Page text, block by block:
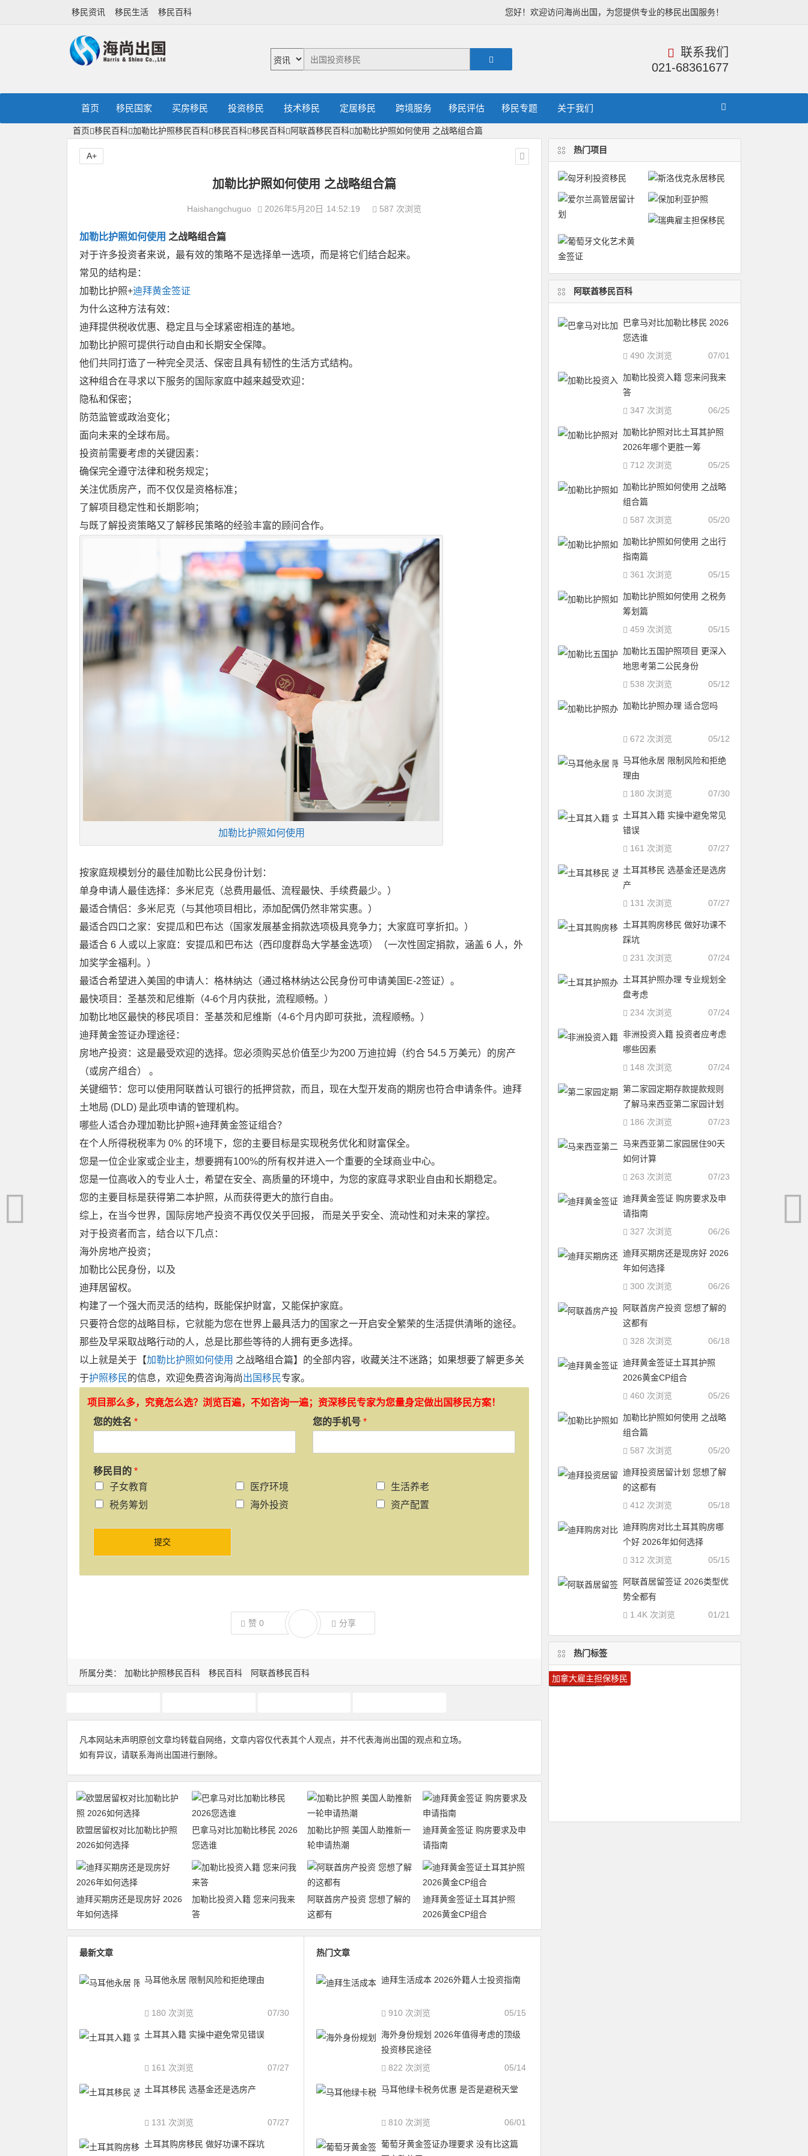
您好！欢迎访问海尚出国，为您提供专业的移民出国服务！
移民资讯 移民生活 移民百科
联系我们
021-68361677
首页 移民国家 买房移民 投资移民 技术移民 定居移民 跨境服务 移民评估 移民专题 关于我们
首页 移民百科 加勒比护照移民百科 移民百科 移民百科 阿联酋移民百科 加勒比护照如何使用 之战略组合篇
加勒比护照如何使用 之战略组合篇
Haishangchuguo 2026年5月20日 14:52:19 587 次浏览
加勒比护照如何使用 之战略组合篇
对于许多投资者来说，最有效的策略不是选择单一选项，而是将它们结合起来。
常见的结构是：
加勒比护照+迪拜黄金签证
为什么这种方法有效：
迪拜提供税收优惠、稳定且与全球紧密相连的基地。
加勒比护照可提供行动自由和长期安全保障。
他们共同打造了一种完全灵活、保密且具有韧性的生活方式结构。
这种组合在寻求以下服务的国际家庭中越来越受欢迎：
隐私和保密；
防范监管或政治变化；
面向未来的全球布局。
投资前需要考虑的关键因素：
确保完全遵守法律和税务规定；
关注优质房产，而不仅仅是资格标准；
了解项目稳定性和长期影响；
与既了解投资策略又了解移民策略的经验丰富的顾问合作。
加勒比护照如何使用
按家庭规模划分的最佳加勒比公民身份计划：
单身申请人最佳选择：多米尼克（总费用最低、流程最快、手续费最少。）
最适合情侣：多米尼克（与其他项目相比，添加配偶仍然非常实惠。）
最适合四口之家：安提瓜和巴布达（国家发展基金捐款选项极具竞争力；大家庭可享折扣。）
最适合 6 人或以上家庭：安提瓜和巴布达（西印度群岛大学基金选项）（一次性固定捐款，涵盖 6 人，外
加奖学金福利。）
最适合希望进入美国的申请人：格林纳达（通过格林纳达公民身份可申请美国E-2签证）。
最快项目：圣基茨和尼维斯（4-6个月内获批，流程顺畅。）
加勒比地区最快的移民项目：圣基茨和尼维斯（4-6个月内即可获批，流程顺畅。）
迪拜黄金签证办理途径：
房地产投资：这是最受欢迎的选择。您必须购买总价值至少为200 万迪拉姆（约合 54.5 万美元）的房产
（或房产组合） 。
关键细节：您可以使用阿联酋认可银行的抵押贷款，而且，现在大型开发商的期房也符合申请条件。迪拜
土地局 (DLD) 是此项申请的管理机构。
哪些人适合办理加勒比护照+迪拜黄金签证组合？
在个人所得税税率为 0% 的环境下，您的主要目标是实现税务优化和财富保全。
您是一位企业家或企业主，想要拥有100%的所有权并进入一个重要的全球商业中心。
您是一位高收入的专业人士，希望在安全、高质量的环境中，为您的家庭寻求职业自由和长期稳定。
您的主要目标是获得第二本护照，从而获得更大的旅行自由。
综上，在当今世界，国际房地产投资不再仅仅关乎回报， 而是关乎安全、流动性和对未来的掌控。
对于投资者而言，结合以下几点：
海外房地产投资；
加勒比公民身份，以及
迪拜居留权。
构建了一个强大而灵活的结构，既能保护财富，又能保护家庭。
只要符合您的战略目标，它就能为您在世界上最具活力的国家之一开启安全繁荣的生活提供清晰的途径。
那些及早采取战略行动的人，总是比那些等待的人拥有更多选择。
以上就是关于【加勒比护照如何使用 之战略组合篇】的全部内容，收藏关注不迷路；如果想要了解更多关
于护照移民的信息，欢迎免费咨询海尚出国移民专家。
项目那么多，究竟怎么选？浏览百遍，不如咨询一遍；资深移民专家为您量身定做出国移民方案！
您的姓名 * 您的手机号 *
移民目的 *
子女教育
医疗环境
生活养老
税务筹划
海外投资 资产配置
提交
赞0 分享
A+
所属分类： 加勒比护照移民百科 移民百科 阿联酋移民百科
凡本网站未声明原创文章均转载自网络，文章内容仅代表其个人观点，并不代表海尚出国的观点和立场。
如有异议，请联系海尚出国进行删除。
欧盟居留权对比加勒比护照
2026如何选择
巴拿马对比加勒比移民 2026
您选谁
加勒比护照 美国人助推新一
轮申请热潮
迪拜黄金签证 购房要求及申
请指南
迪拜买期房还是现房好 2026
年如何选择
加勒比投资入籍 您来问我来
答
阿联酋房产投资 您想了解的
这都有
迪拜黄金签证土耳其护照
2026黄金CP组合
最新文章
马耳他永居 限制风险和拒绝理由
07/30
180 次浏览
土耳其入籍 实操中避免常见错误
07/27
161 次浏览
土耳其移民 选基金还是选房产
07/27
131 次浏览
土耳其购房移民 做好功课不踩坑
热门文章
迪拜生活成本 2026外籍人士投资指南
05/15
910 次浏览
海外身份规划 2026年值得考虑的顶级
投资移民途径
05/14
822 次浏览
马耳他绿卡税务优惠 是否是避税天堂
06/01
810 次浏览
葡萄牙黄金签证办理要求 没有比这篇
热门项目
阿联酋移民百科
巴拿马对比加勒比移民 2026
您选谁
07/01
490 次浏览
加勒比投资入籍 您来问我来
答
06/25
347 次浏览
加勒比护照对比土耳其护照
2026年哪个更胜一筹
05/25
712 次浏览
加勒比护照如何使用 之战略
组合篇
05/20
587 次浏览
加勒比护照如何使用 之出行
指南篇
05/15
361 次浏览
加勒比护照如何使用 之税务
筹划篇
05/15
459 次浏览
加勒比五国护照项目 更深入
地思考第二公民身份
05/12
538 次浏览
加勒比护照办理 适合您吗
05/12
672 次浏览
马耳他永居 限制风险和拒绝
理由
07/30
180 次浏览
土耳其入籍 实操中避免常见
错误
07/27
161 次浏览
土耳其移民 选基金还是选房
产
07/27
131 次浏览
土耳其购房移民 做好功课不
踩坑
07/24
231 次浏览
土耳其护照办理 专业规划全
盘考虑
07/24
234 次浏览
非洲投资入籍 投资者应考虑
哪些因素
07/24
148 次浏览
第二家园定期存款提款规则
了解马来西亚第二家园计划
07/23
186 次浏览
马来西亚第二家园居住90天
如何计算
07/23
263 次浏览
迪拜黄金签证 购房要求及申
请指南
06/26
327 次浏览
迪拜买期房还是现房好 2026
年如何选择
06/26
300 次浏览
阿联酋房产投资 您想了解的
这都有
06/18
328 次浏览
迪拜黄金签证土耳其护照
2026黄金CP组合
05/26
460 次浏览
加勒比护照如何使用 之战略
组合篇
05/20
587 次浏览
迪拜投资居留计划 您想了解
的这都有
05/18
412 次浏览
迪拜购房对比土耳其购房哪
个好 2026年如何选择
05/15
312 次浏览
阿联酋居留签证 2026类型优
势全都有
01/21
1.4K 次浏览
热门标签
圣卢西亚护照
葡萄牙投资移民
多米尼克护照
加拿大移民
圣卢西亚移民
圣基茨护照
移民加拿大
马耳他移民
加拿大技术移民
葡萄牙移民
马耳他护照
美国移民
移民葡萄牙
移民希腊
希腊投资移民
瓦努阿图移民
瓦努阿图护照
圣基茨移民
希腊移民
加拿大雇主担保移民